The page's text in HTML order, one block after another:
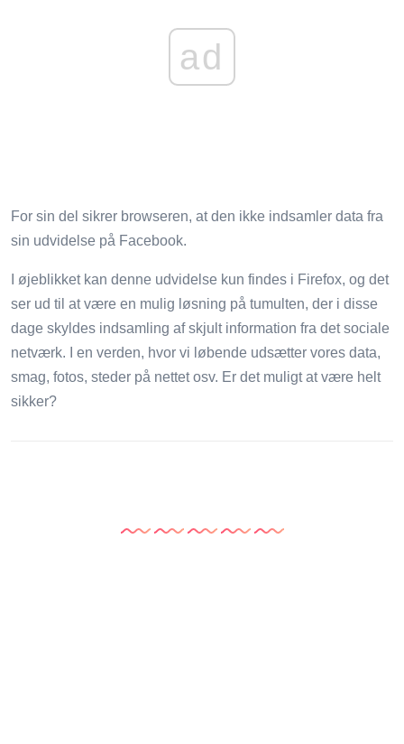
ad
For sin del sikrer browseren, at den ikke indsamler data fra
sin udvidelse på Facebook.
I øjeblikket kan denne udvidelse kun findes i Firefox, og det
ser ud til at være en mulig løsning på tumulten, der i disse
dage skyldes indsamling af skjult information fra det sociale
netværk. I en verden, hvor vi løbende udsætter vores data,
smag, fotos, steder på nettet osv. Er det muligt at være helt
sikker?